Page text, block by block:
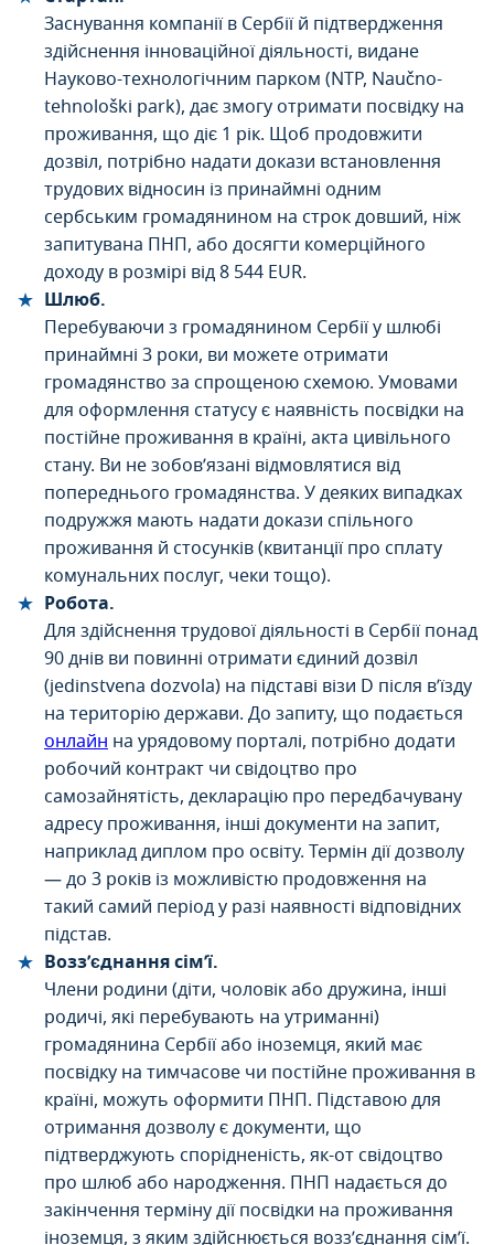
Заснування компанії в Сербії й підтвердження
здійснення інноваційної діяльності, видане
Науково-технологічним парком (NTP, Naučno-
tehnološki park), дає змогу отримати посвідку на
проживання, що діє 1 рік. Щоб продовжити
дозвіл, потрібно надати докази встановлення
трудових відносин із принаймні одним
сербським громадянином на строк довший, ніж
запитувана ПНП, або досягти комерційного
доходу в розмірі від 8 544 EUR.
Шлюб.
Перебуваючи з громадянином Сербії у шлюбі
принаймні 3 роки, ви можете отримати
громадянство за спрощеною схемою. Умовами
для оформлення статусу є наявність посвідки на
постійне проживання в країні, акта цивільного
стану. Ви не зобов’язані відмовлятися від
попереднього громадянства. У деяких випадках
подружжя мають надати докази спільного
проживання й стосунків (квитанції про сплату
комунальних послуг, чеки тощо).
Робота.
Для здійснення трудової діяльності в Сербії понад
90 днів ви повинні отримати єдиний дозвіл
(jedinstvena dozvola) на підставі візи D після в’їзду
на територію держави. До запиту, що подається
онлайн на урядовому порталі, потрібно додати
робочий контракт чи свідоцтво про
самозайнятість, декларацію про передбачувану
адресу проживання, інші документи на запит,
наприклад диплом про освіту. Термін дії дозволу
— до 3 років із можливістю продовження на
такий самий період у разі наявності відповідних
підстав.
Возз’єднання сім’ї.
Члени родини (діти, чоловік або дружина, інші
родичі, які перебувають на утриманні)
громадянина Сербії або іноземця, який має
посвідку на тимчасове чи постійне проживання в
країні, можуть оформити ПНП. Підставою для
отримання дозволу є документи, що
підтверджують спорідненість, як-от свідоцтво
про шлюб або народження. ПНП надається до
закінчення терміну дії посвідки на проживання
іноземця, з яким здійснюється возз’єднання сім’ї.